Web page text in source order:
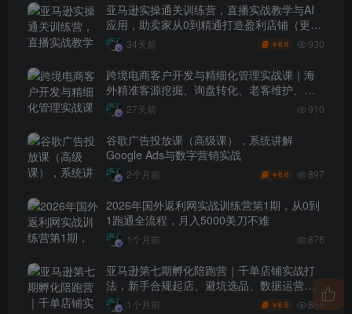
亚马逊实操通关训练营，直播实战教学与AI
应用，助卖家从0到精通打造盈利店铺（更新
7月3日）
34天前 ￥6.6 930
跨境电商客户开发与精细化管理实战课｜海
外精准客源挖掘、询盘转化、老客维护、客
户分层全流程落地教程
27天前 910
谷歌广告投放课（高级课），系统讲解
Google Ads与数字营销实战
2个月前 ￥6.6 897
2026年国外返利网实战训练营第1期，从0到
1跑通全流程，月入5000美刀不难
1个月前 876
亚马逊第七期孵化陪跑营｜千单店铺实战打
法，新手合规起店、避坑选品、数据运营全
落地（更新0625）
1个月前 ￥6.6 855